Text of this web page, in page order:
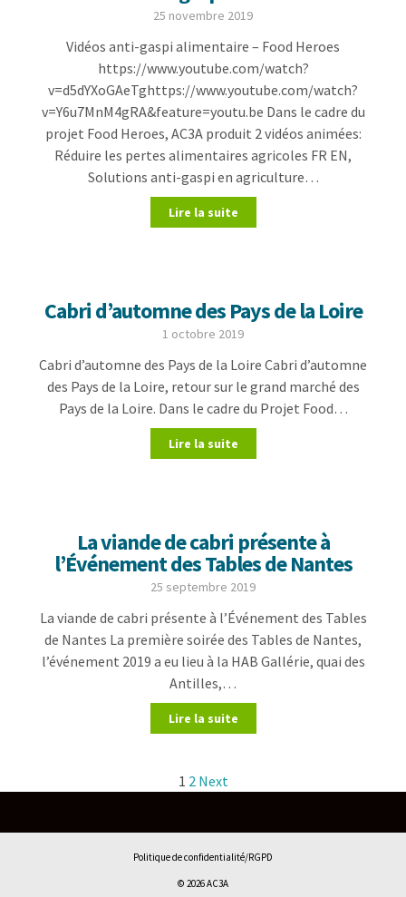
25 novembre 2019
Vidéos anti-gaspi alimentaire – Food Heroes
https://www.youtube.com/watch?
v=d5dYXoGAeTghttps://www.youtube.com/watch?
v=Y6u7MnM4gRA&feature=youtu.be Dans le cadre du
projet Food Heroes, AC3A produit 2 vidéos animées:
Réduire les pertes alimentaires agricoles FR EN,
Solutions anti-gaspi en agriculture…
Lire la suite
Cabri d’automne des Pays de la Loire
1 octobre 2019
Cabri d’automne des Pays de la Loire Cabri d’automne
des Pays de la Loire, retour sur le grand marché des
Pays de la Loire. Dans le cadre du Projet Food…
Lire la suite
La viande de cabri présente à
l’Événement des Tables de Nantes
25 septembre 2019
La viande de cabri présente à l’Événement des Tables
de Nantes La première soirée des Tables de Nantes,
l’événement 2019 a eu lieu à la HAB Gallérie, quai des
Antilles,…
Lire la suite
1 2 Next
Politique de confidentialité/RGPD
© 2026 AC3A